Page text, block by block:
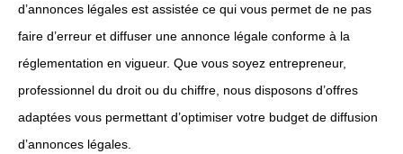
d’annonces légales est assistée ce qui vous permet de ne pas
faire d’erreur et diffuser une annonce légale conforme à la
réglementation en vigueur. Que vous soyez entrepreneur,
professionnel du droit ou du chiffre, nous disposons d’offres
adaptées vous permettant d’optimiser votre budget de diffusion
d’annonces légales.